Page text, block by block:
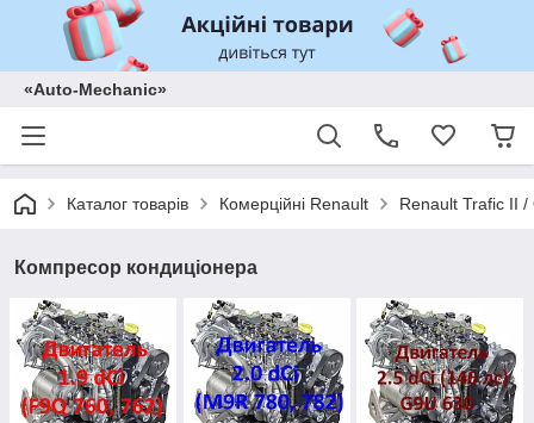
«Auto-Mechanic»
Каталог товарів Комерційні Renault Renault Trafic II
Компресор кондиціонера